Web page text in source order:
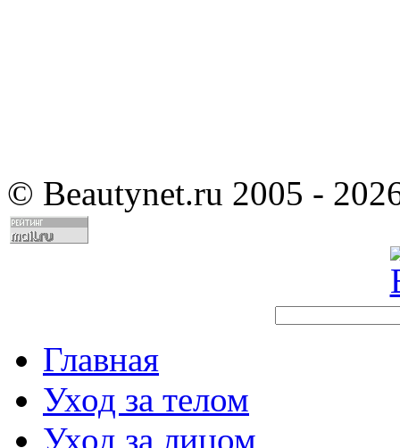
© Beautynet.ru 2005 -
Главная
Уход за телом
Уход за лицом